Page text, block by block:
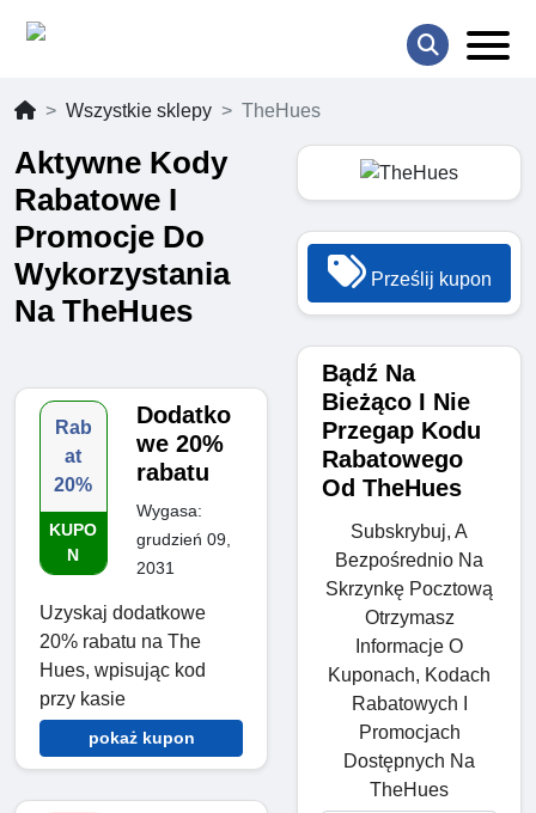
Wszystkie sklepy TheHues
Aktywne Kody
Rabatowe I
Promocje Do
Wykorzystania
Na TheHues
Rab
at
20%
KUPO
N
Dodatko
we 20%
rabatu
Wygasa:
grudzień 09,
2031
Uzyskaj dodatkowe
20% rabatu na The
Hues, wpisując kod
przy kasie
pokaż kupon
Prześlij kupon
Bądź Na
Bieżąco I Nie
Przegap Kodu
Rabatowego
Od TheHues
Subskrybuj, A
Bezpośrednio Na
Skrzynkę Pocztową
Otrzymasz
Informacje O
Kuponach, Kodach
Rabatowych I
Promocjach
Dostępnych Na
TheHues